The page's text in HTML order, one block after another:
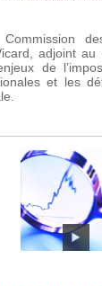
adjoint
de
et les